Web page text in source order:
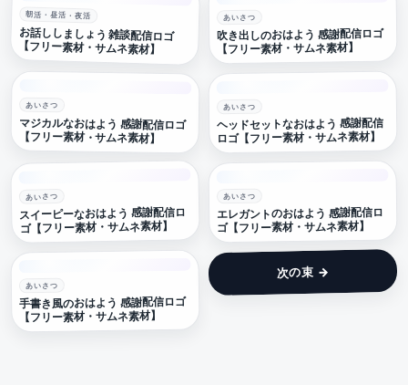
朝活・昼活・夜活
お話ししましょう 雑談配信ロゴ
【フリー素材・サムネ素材】
あいさつ
吹き出しのおはよう 感謝配信ロゴ
【フリー素材・サムネ素材】
あいさつ
マジカルなおはよう 感謝配信ロゴ
【フリー素材・サムネ素材】
あいさつ
ヘッドセットなおはよう 感謝配信
ロゴ【フリー素材・サムネ素材】
あいさつ
スイーピーなおはよう 感謝配信ロ
ゴ【フリー素材・サムネ素材】
あいさつ
エレガントのおはよう 感謝配信ロ
ゴ【フリー素材・サムネ素材】
あいさつ
手書き風のおはよう 感謝配信ロゴ
【フリー素材・サムネ素材】
次の束 →